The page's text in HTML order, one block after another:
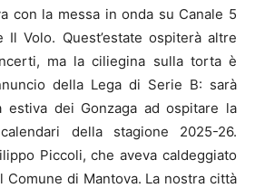
con la messa in onda su Canale 5
Volo. Quest’estate ospiterà altre
ma la ciliegina sulla torta è
della Lega di Serie B: sarà
estiva dei Gonzaga ad ospitare la
della stagione 2025-26.
Piccoli, che aveva caldeggiato
Comune di Mantova. La nostra città